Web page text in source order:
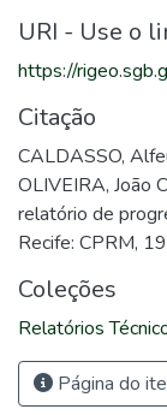
URI - Use o
https://
Citação
CALDASSO,
OLIVEIRA, João
relatório de
Recife: CPRM,
Coleções
Relatórios
Página do